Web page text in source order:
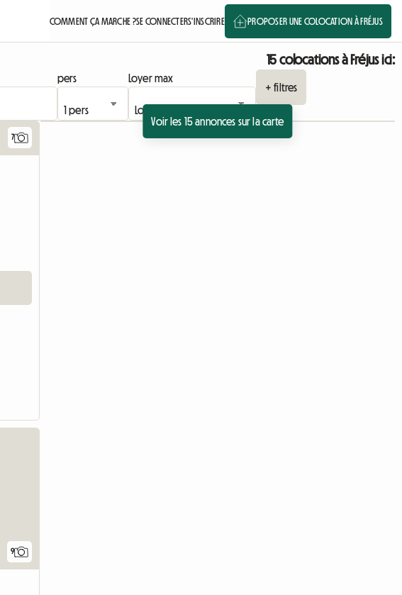
COMMENT ÇA MARCHE ?SE CONNECTERS'INSCRIRE PROPOSER UNE COLOCATION À FRÉJUS
15 colocations à Fréjus ici:
pers
Loyer max
+ filtres
Voir les 15 annonces sur la carte
7
9